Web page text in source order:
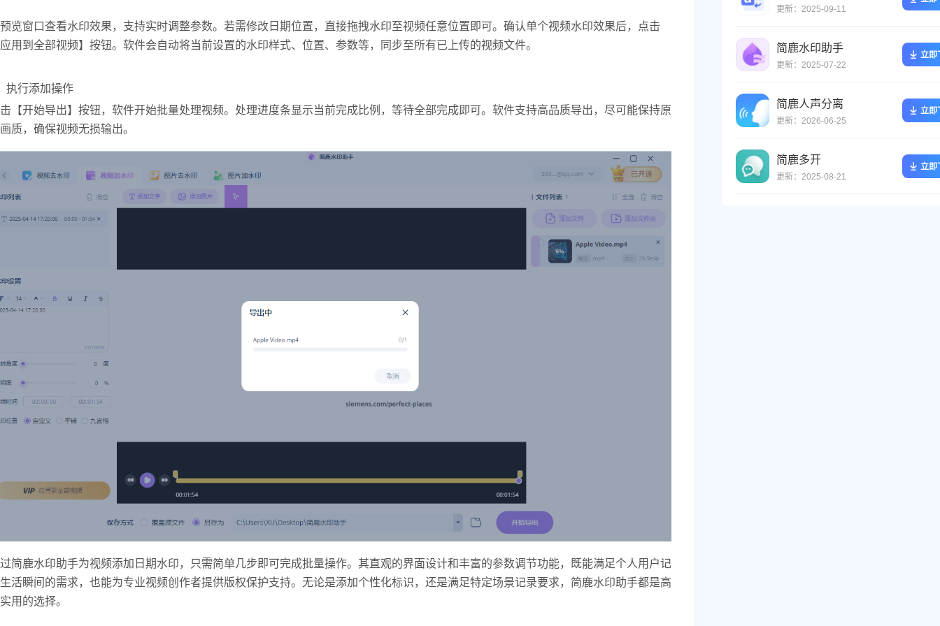
览窗口查看水印效果，支持实时调整参数。 若需修改日期位置，直接拖拽水印至视频任意位置即可。 确认单个视频水印效果后，点击
用到全部视频】按钮。 软件会自动将当前设置的水印样式、位置、参数等，同步至所有已上传的视频文件。
执行添加操作
【开始导出】按钮，软件开始批量处理视频。 处理进度条显示当前完成比例，等待全部完成即可。 软件支持高品质导出，尽可能保持原
质，确保视频无损输出。
简鹿水印助手为视频添加日期水印，只需简单几步即可完成批量操作。其直观的界面设计和丰富的参数调节功能，既能满足个人用户记
活瞬间的需求，也能为专业视频创作者提供版权保护支持。无论是添加个性化标识，还是满足特定场景记录要求，简鹿水印助手都是高
用的选择。
更新：2025-09-11
简鹿水印助手
更新：2025-07-22
立即
简鹿人声分离
更新：2026-06-25
立即
简鹿多开
更新：2025-08-21
立即